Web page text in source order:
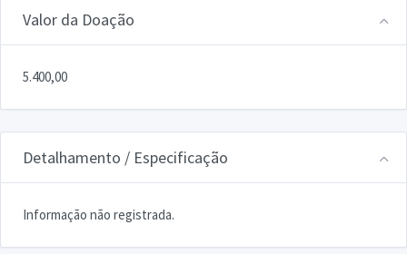
Valor da Doação
5.400,00
Detalhamento / Especificação
Informação não registrada.